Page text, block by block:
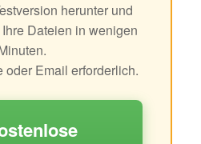
herunter und
Dateien in wenigen
oder Email erforderlich.